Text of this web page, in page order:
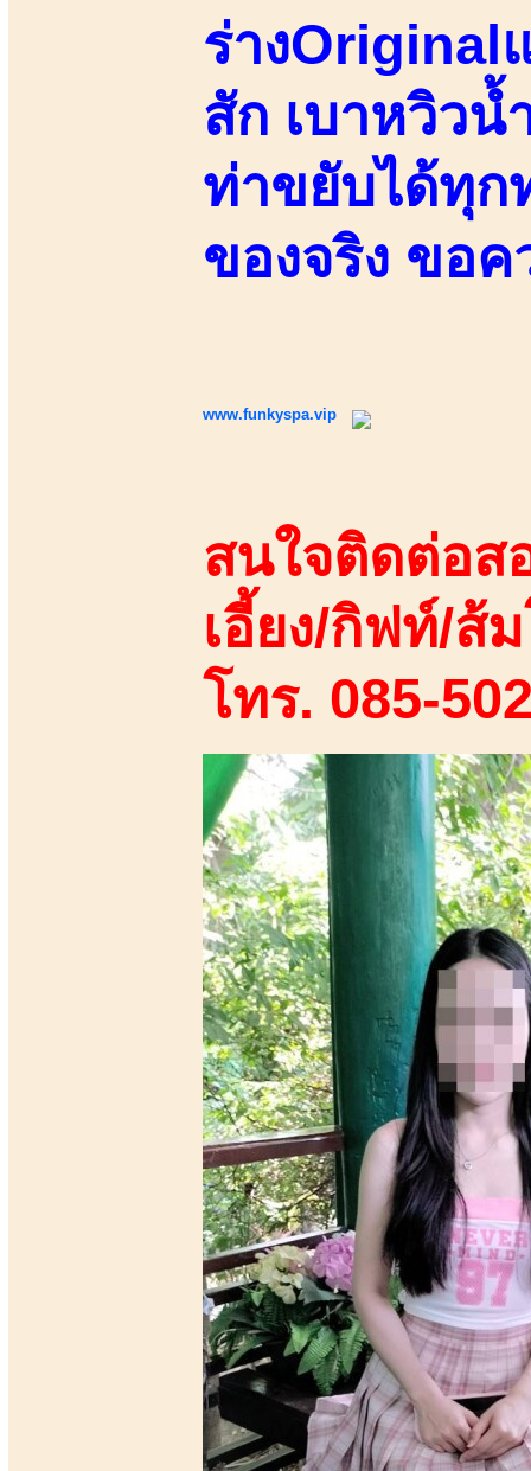
ร่างOriginal
สัก เบาหวิว
ท่าขยับได้ทุก
ของจริง ขอ
www.funkyspa.vip
สนใจติดต่อส
เอี้ยง/กิฟท์/ส้
โทร. 085-